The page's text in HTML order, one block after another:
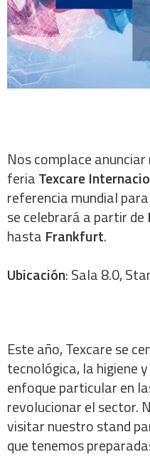
Nos complace
feriaTexcare
referencia mundial
se celebrará a partir de
hasta Frankfurt.
Ubicación: Sala 8.0,
Este año, Texcare se
tecnológica, la higiene
enfoque particular en
revolucionar el sector.
visitar nuestro stand
que tenemos